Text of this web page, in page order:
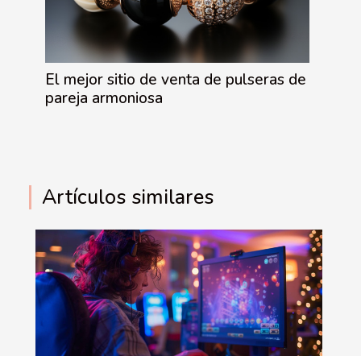
El mejor sitio de venta de pulseras de
pareja armoniosa
Artículos similares